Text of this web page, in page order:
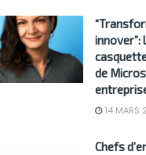
de
14 MARS
Chefs